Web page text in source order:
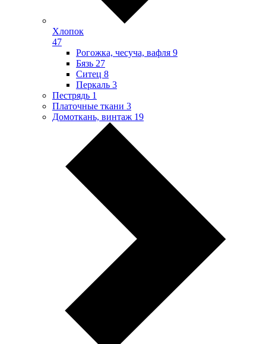
Хлопок
47
Рогожка, чесуча, вафля 9
Бязь 27
Ситец 8
Перкаль 3
Пестрядь 1
Платочные ткани 3
Домоткань, винтаж 19